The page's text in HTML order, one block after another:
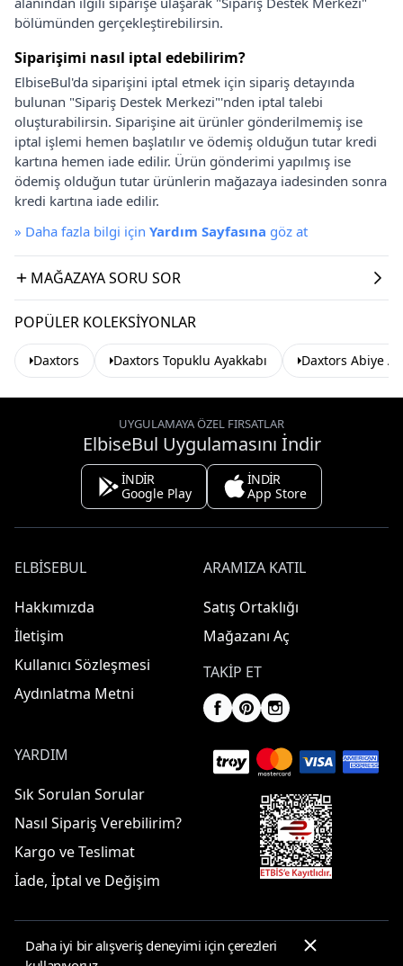
bölümünden gerçekleştirebilirsin.
Siparişimi nasıl iptal edebilirim?
ElbiseBul'da siparişini iptal etmek için sipariş detayında
bulunan "Sipariş Destek Merkezi"'nden iptal talebi
oluşturabilirsin. Siparişine ait ürünler gönderilmemiş ise
iptal işlemi hemen başlatılır ve ödemiş olduğun tutar kredi
kartına hemen iade edilir. Ürün gönderimi yapılmış ise
ödemiş olduğun tutar ürünlerin mağazaya iadesinden sonra
kredi kartına iade edilir.
» Daha fazla bilgi için Yardım Sayfasına göz at
MAĞAZAYA SORU SOR
POPÜLER KOLEKSIYONLAR
Daxtors Daxtors Topuklu Ayakkabı Daxtors Abiye
UYGULAMAYA ÖZEL FIRSATLAR
ElbiseBul Uygulamasını İndir
İNDİR
Google Play
İNDİR
App Store
ELBISEBUL
Hakkımızda
İletişim
Kullanıcı Sözleşmesi
Aydınlatma Metni
ARAMIZA KATIL
Satış Ortaklığı
Mağazanı Aç
TAKIP ET
YARDIM
Sık Sorulan Sorular
Nasıl Sipariş Verebilirim?
Kargo ve Teslimat
İade, İptal ve Değişim
© 2025 ElbiseBul -
Daha iyi bir alışveriş deneyimi için çerezleri